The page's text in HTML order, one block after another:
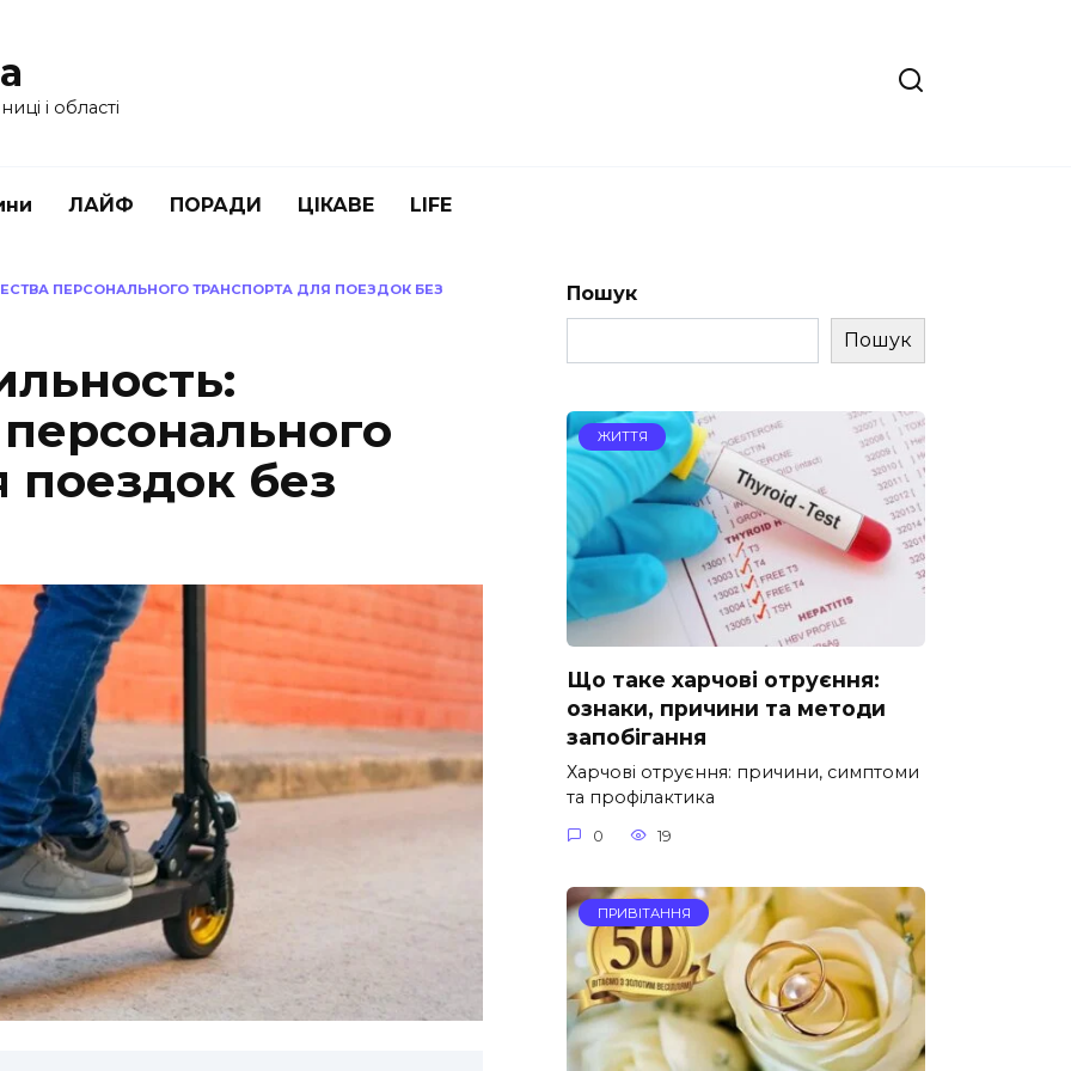
і області
ЛАЙФ ПОРАДИ ЦІКАВЕ LIFE
ПЕРСОНАЛЬНОГО ТРАНСПОРТА ДЛЯ ПОЕЗДОК БЕЗ
поездок без
Пошук
Пошук
ЖИТТЯ
Що таке харчові отруєння:
ознаки, причини та методи
запобігання
Харчові отруєння: причини, симптоми
та профілактика
0 19
ПРИВІТАННЯ